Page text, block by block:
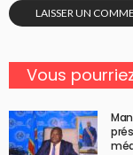
LAISSER UN
Vous